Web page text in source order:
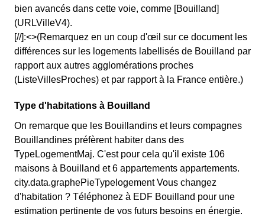
bien avancés dans cette voie, comme [Bouilland]
(URLVilleV4).
[//]:<>(Remarquez en un coup d'œil sur ce document les
différences sur les logements labellisés de Bouilland par
rapport aux autres agglomérations proches
(ListeVillesProches) et par rapport à la France entière.)
Type d'habitations à Bouilland
On remarque que les Bouillandins et leurs compagnes
Bouillandines préfèrent habiter dans des
TypeLogementMaj. C'est pour cela qu'il existe 106
maisons à Bouilland et 6 appartements appartements.
city.data.graphePieTypelogement Vous changez
d'habitation ? Téléphonez à EDF Bouilland pour une
estimation pertinente de vos futurs besoins en énergie.